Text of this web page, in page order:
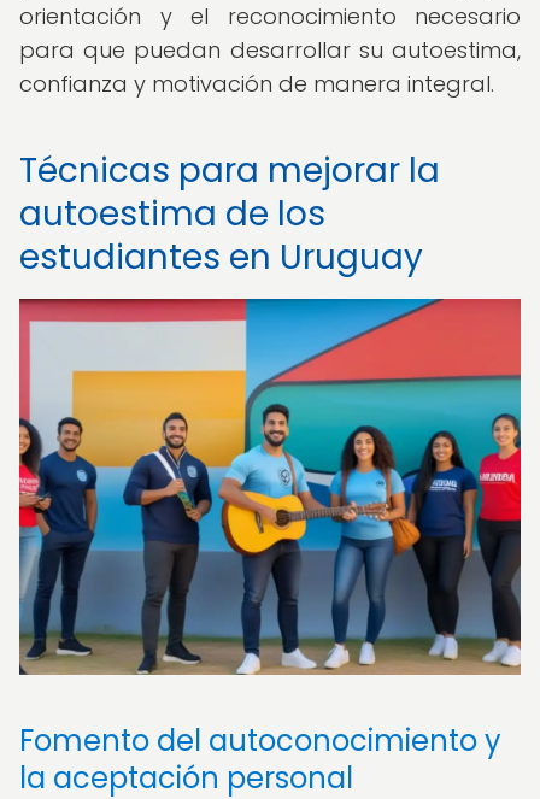
orientación y el reconocimiento necesario
para que puedan desarrollar su autoestima,
confianza y motivación de manera integral.
Técnicas para mejorar la
autoestima de los
estudiantes en Uruguay
Fomento del autoconocimiento y
la aceptación personal